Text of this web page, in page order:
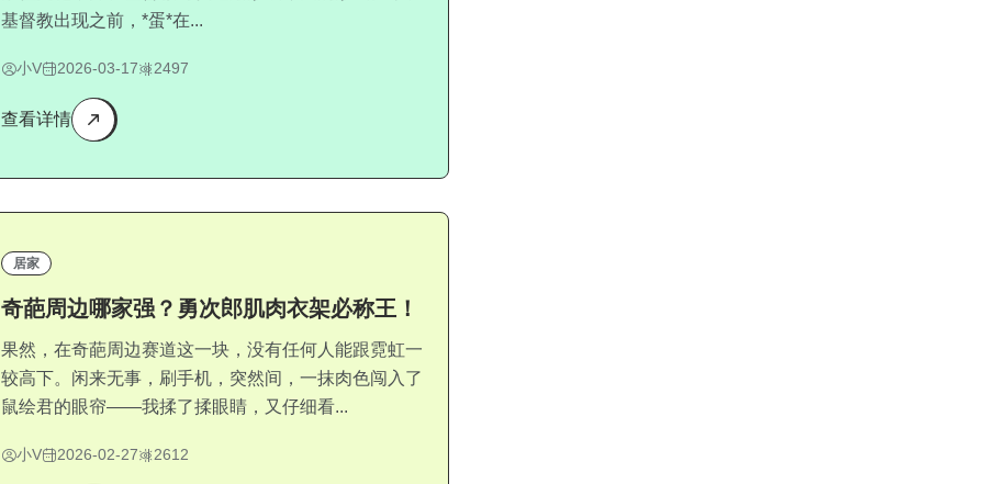
基督教出现之前，*蛋*在...
小V 2026-03-17 2497
查看详情
居家
奇葩周边哪家强？勇次郎肌肉衣架必称王！
果然，在奇葩周边赛道这一块，没有任何人能跟霓虹一
较高下。闲来无事，刷手机，突然间，一抹肉色闯入了
鼠绘君的眼帘——我揉了揉眼睛，又仔细看...
小V 2026-02-27 2612